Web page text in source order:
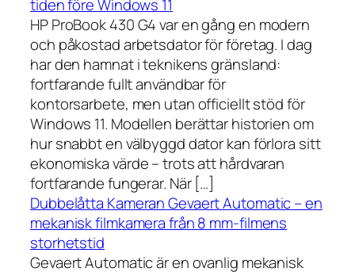
tiden före Windows 11
HP ProBook 430 G4 var en gång en modern
och påkostad arbetsdator för företag. I dag
har den hamnat i teknikens gränsland:
fortfarande fullt användbar för
kontorsarbete, men utan officiellt stöd för
Windows 11. Modellen berättar historien om
hur snabbt en välbyggd dator kan förlora sitt
ekonomiska värde – trots att hårdvaran
fortfarande fungerar. När […]
Dubbelåtta Kameran Gevaert Automatic – en
mekanisk filmkamera från 8 mm-filmens
storhetstid
Gevaert Automatic är en ovanlig mekanisk